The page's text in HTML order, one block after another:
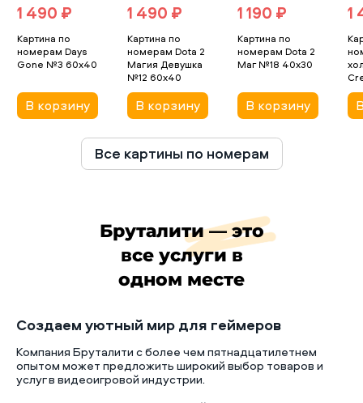
1 490 ₽
Картина по
номерам Days
Gone №3 60x40
В корзину
1 490 ₽
Картина по
номерам Dota 2
Магия Девушка
№12 60x40
В корзину
1 190 ₽
Картина по
номерам Dota 2
Маг №18 40x30
В корзину
1
Все картины по номерам
Бруталити — это
все услуги в
одном месте
Создаем уютный мир для геймеров
Компания Бруталити с более чем пятнадцатилетнем
опытом может предложить широкий выбор товаров и
услуг в видеоигровой индустрии.